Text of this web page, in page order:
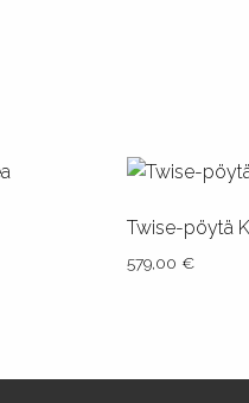
Twise-pöytä
579,00€
useampi